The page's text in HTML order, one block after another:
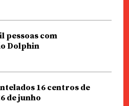
pessoas com
Dolphin
16 centros de
de junho